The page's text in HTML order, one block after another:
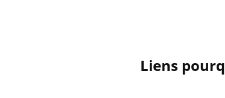
Liens